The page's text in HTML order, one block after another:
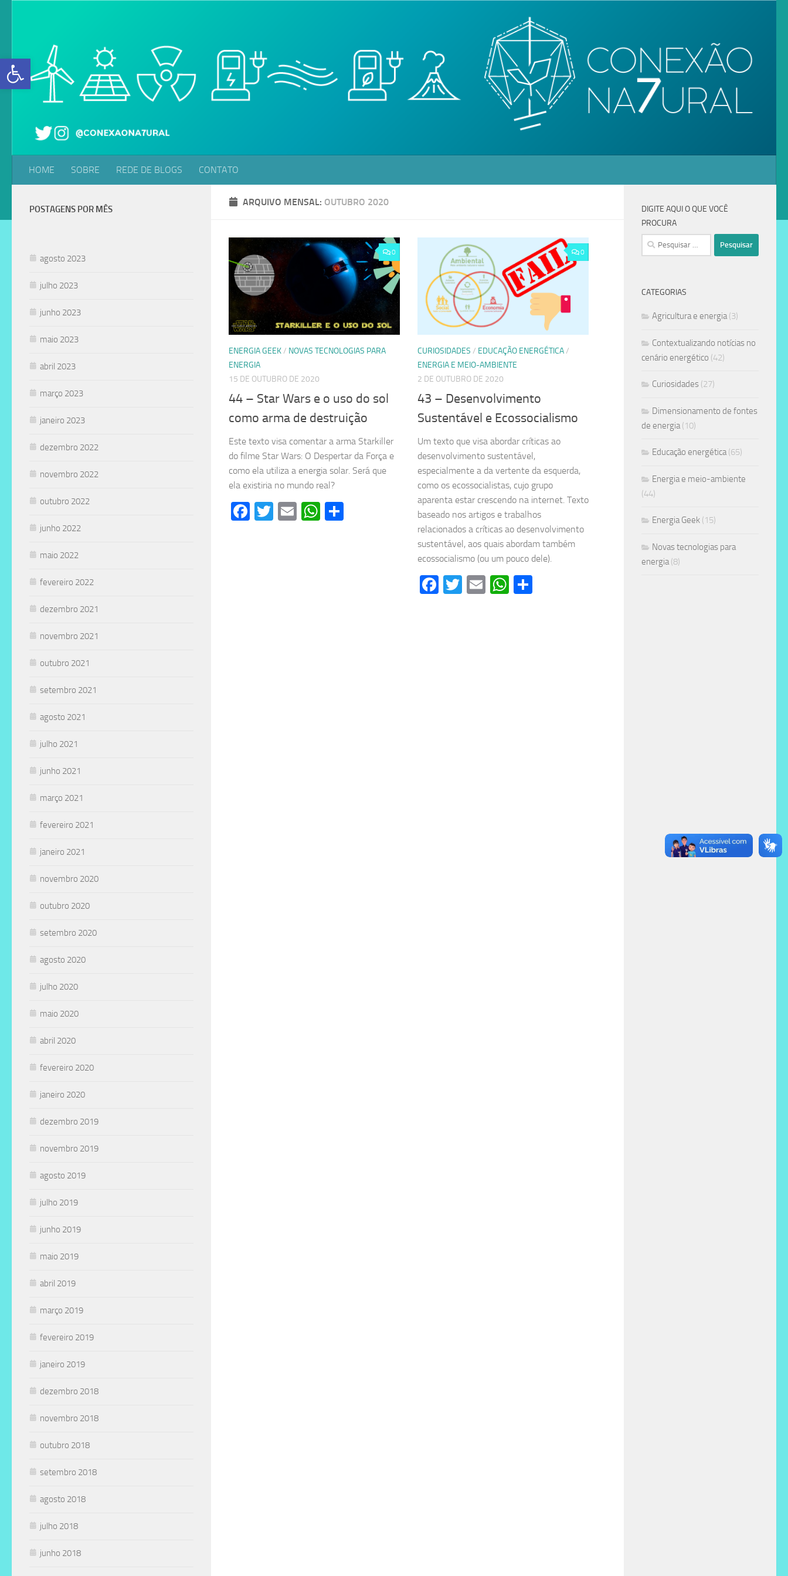
Abrir a barra de ferramentas
HOME SOBRE REDE DE BLOGS CONTATO
ARQUIVO MENSAL: OUTUBRO 2020
0
ENERGIA GEEK/ NOVAS TECNOLOGIAS PARA
ENERGIA
15 DE OUTUBRO DE 2020
44 – Star Wars e o uso do sol
como arma de destruição
Este texto visa comentar a arma Starkiller
do filme Star Wars: O Despertar da Força e
como ela utiliza a energia solar. Será que
ela existiria no mundo real?
Facebook
Twitter
EmailWhatsApp
0
CURIOSIDADES / EDUCAÇÃO ENERGÉTICA/
ENERGIA E MEIO-AMBIENTE
2 DE OUTUBRO DE 2020
43 – Desenvolvimento
Sustentável e Ecossocialismo
Um texto que visa abordar críticas ao
desenvolvimento sustentável,
especialmente a da vertente da esquerda,
como os ecossocialistas, cujo grupo
aparenta estar crescendo na internet. Texto
baseado nos artigos e trabalhos
relacionados a críticas ao desenvolvimento
sustentável, aos quais abordam também
ecossocialismo (ou um pouco dele).
Facebook
Twitter
EmailWhatsApp
POSTAGENS POR MÊS
agosto 2023
julho 2023
junho 2023
maio 2023
abril 2023
março 2023
janeiro 2023
dezembro 2022
novembro 2022
outubro 2022
junho 2022
maio 2022
fevereiro 2022
dezembro 2021
novembro 2021
outubro 2021
setembro 2021
agosto 2021
julho 2021
junho 2021
março 2021
fevereiro 2021
janeiro 2021
novembro 2020
outubro 2020
setembro 2020
agosto 2020
julho 2020
maio 2020
abril 2020
fevereiro 2020
janeiro 2020
dezembro 2019
novembro 2019
agosto 2019
julho 2019
junho 2019
maio 2019
abril 2019
março 2019
fevereiro 2019
janeiro 2019
dezembro 2018
novembro 2018
outubro 2018
setembro 2018
agosto 2018
julho 2018
junho 2018
DIGITE AQUI O QUE VOCÊ
PROCURA
CATEGORIAS
Agricultura e energia (3)
Contextualizando notícias no
cenário energético (42)
Curiosidades (27)
Dimensionamento de fontes
de energia (10)
Educação energética (65)
Energia e meio-ambiente
(44)
Energia Geek (15)
Novas tecnologias para
energia (8)